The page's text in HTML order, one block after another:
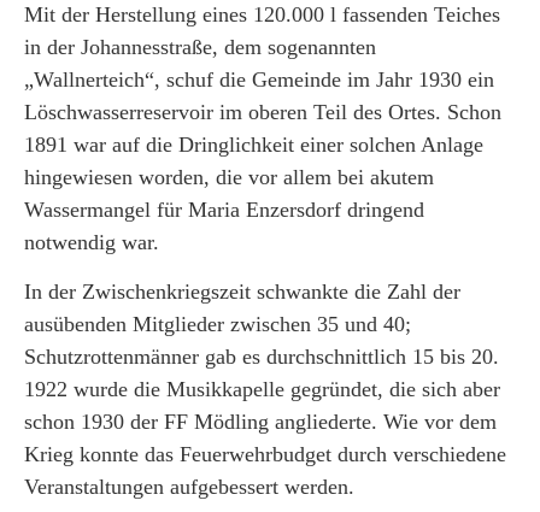
Mit der Herstellung eines 120.000 l fassenden Teiches
in der Johannesstraße, dem sogenannten
„Wallnerteich“, schuf die Gemeinde im Jahr 1930 ein
Löschwasserreservoir im oberen Teil des Ortes. Schon
1891 war auf die Dringlichkeit einer solchen Anlage
hingewiesen worden, die vor allem bei akutem
Wassermangel für Maria Enzersdorf dringend
notwendig war.
In der Zwischenkriegszeit schwankte die Zahl der
ausübenden Mitglieder zwischen 35 und 40;
Schutzrottenmänner gab es durchschnittlich 15 bis 20.
1922 wurde die Musikkapelle gegründet, die sich aber
schon 1930 der FF Mödling angliederte. Wie vor dem
Krieg konnte das Feuerwehrbudget durch verschiedene
Veranstaltungen aufgebessert werden.